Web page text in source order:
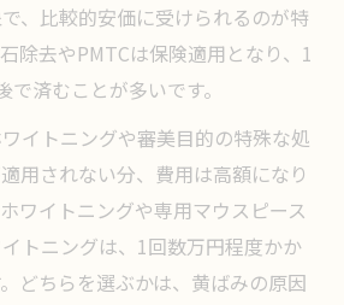
、比較的安価に受けられるのが特
除去やPMTCは保険適用となり、1
済むことが多いです。
イトニングや審美目的の特殊な処
用されない分、費用は高額になり
ワイトニングや専用マウスピース
トニングは、1回数万円程度かか
どちらを選ぶかは、黄ばみの原因